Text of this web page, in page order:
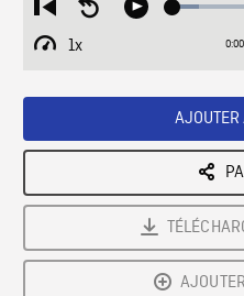
Restart
from
beginning
Seek
Play Loaded:
1x
Playback
0:00
AJOUTER